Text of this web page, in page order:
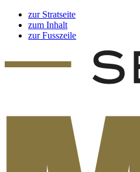
zur Stratseite
zum Inhalt
zur Fusszeile